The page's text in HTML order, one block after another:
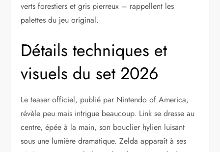
verts forestiers et gris pierreux – rappellent les
palettes du jeu original.
Détails techniques et
visuels du set 2026
Le teaser officiel, publié par Nintendo of America,
révèle peu mais intrigue beaucoup. Link se dresse au
centre, épée à la main, son bouclier hylien luisant
sous une lumière dramatique. Zelda apparaît à ses